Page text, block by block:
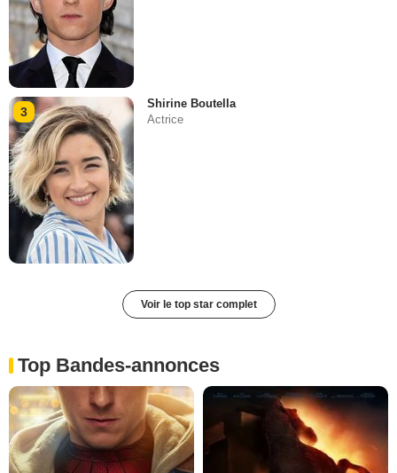
3
Shirine Boutella
Actrice
Voir le top star complet
Top Bandes-annonces